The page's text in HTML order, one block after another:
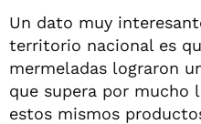
Un dato muy
territorio nacional es
mermeladas lograron
que supera por mucho
estos mismos